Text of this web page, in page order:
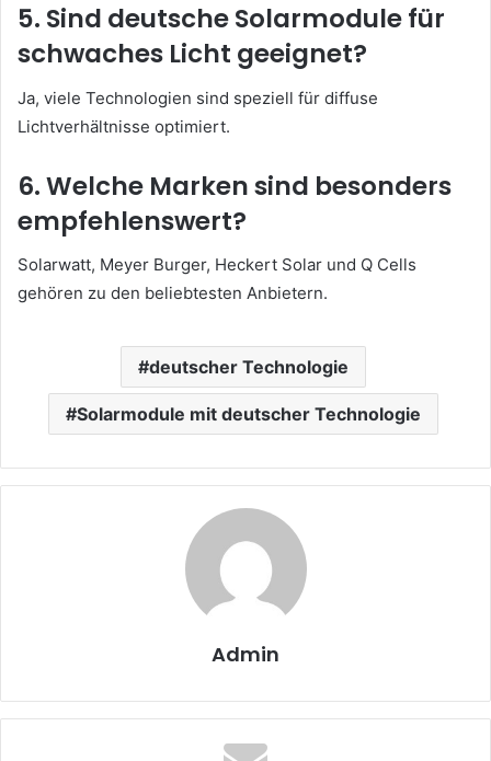
5. Sind deutsche Solarmodule für
schwaches Licht geeignet?
Ja, viele Technologien sind speziell für diffuse
Lichtverhältnisse optimiert.
6. Welche Marken sind besonders
empfehlenswert?
Solarwatt, Meyer Burger, Heckert Solar und Q Cells
gehören zu den beliebtesten Anbietern.
deutscher Technologie
Solarmodule mit deutscher Technologie
Admin